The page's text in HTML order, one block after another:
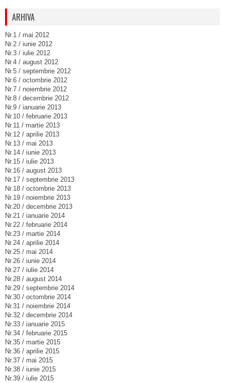
ARHIVA
Nr.1 / mai 2012
Nr.2 / iunie 2012
Nr.3 / iulie 2012
Nr.4 / august 2012
Nr.5 / septembrie 2012
Nr.6 / octombrie 2012
Nr.7 / noiembrie 2012
Nr.8 / decembrie 2012
Nr.9 / ianuarie 2013
Nr.10 / februarie 2013
Nr.11 / martie 2013
Nr.12 / aprilie 2013
Nr.13 / mai 2013
Nr.14 / iunie 2013
Nr.15 / iulie 2013
Nr.16 / august 2013
Nr.17 / septembrie 2013
Nr.18 / octombrie 2013
Nr.19 / noiembrie 2013
Nr.20 / decembrie 2013
Nr.21 / ianuarie 2014
Nr.22 / februarie 2014
Nr.23 / martie 2014
Nr.24 / aprilie 2014
Nr.25 / mai 2014
Nr.26 / iunie 2014
Nr.27 / iulie 2014
Nr.28 / august 2014
Nr.29 / septembrie 2014
Nr.30 / octombrie 2014
Nr.31 / noiembrie 2014
Nr.32 / decembrie 2014
Nr.33 / ianuarie 2015
Nr.34 / februarie 2015
Nr.35 / martie 2015
Nr.36 / aprilie 2015
Nr.37 / mai 2015
Nr.38 / iunie 2015
Nr.39 / iulie 2015